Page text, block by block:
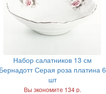
Набор салатников 13 см
Серая роза платина 6
шт
Вы экономите 134 р.